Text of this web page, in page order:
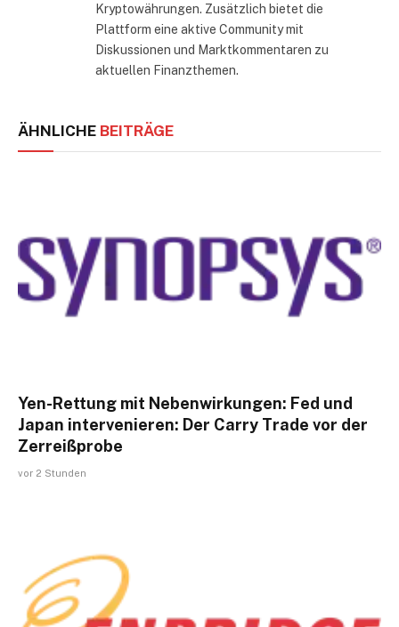
Kryptowährungen. Zusätzlich bietet die
Plattform eine aktive Community mit
Diskussionen und Marktkommentaren zu
aktuellen Finanzthemen.
ÄHNLICHE BEITRÄGE
Yen-Rettung mit Nebenwirkungen: Fed und
Japan intervenieren: Der Carry Trade vor der
Zerreißprobe
vor 2 Stunden